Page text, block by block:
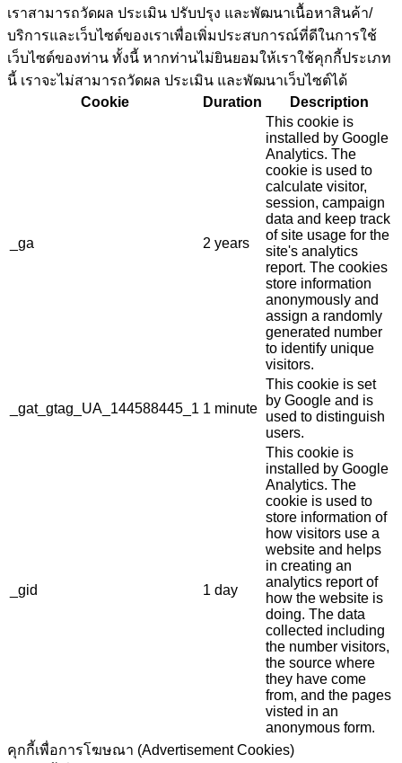
เราสามารถวัดผล ประเมิน ปรับปรุง และพัฒนาเนื้อหาสินค้า/
บริการและเว็บไซต์ของเราเพื่อเพิ่มประสบการณ์ที่ดีในการใช้
เว็บไซต์ของท่าน ทั้งนี้ หากท่านไม่ยินยอมให้เราใช้คุกกี้ประเภท
นี้ เราจะไม่สามารถวัดผล ประเมิน และพัฒนาเว็บไซต์ได้
Cookie
Duration Description
_ga 2 years
This cookie is
installed by Google
Analytics. The
cookie is used to
calculate visitor,
session, campaign
data and keep track
of site usage for the
site's analytics
report. The cookies
store information
anonymously and
assign a randomly
generated number
to identify unique
visitors.
_gat_gtag_UA_144588445_1 1 minute
This cookie is set
by Google and is
used to distinguish
users.
_gid 1 day
This cookie is
installed by Google
Analytics. The
cookie is used to
store information of
how visitors use a
website and helps
in creating an
analytics report of
how the website is
doing. The data
collected including
the number visitors,
the source where
they have come
from, and the pages
visted in an
anonymous form.
คุกกี้เพื่อการโฆษณา (Advertisement Cookies)